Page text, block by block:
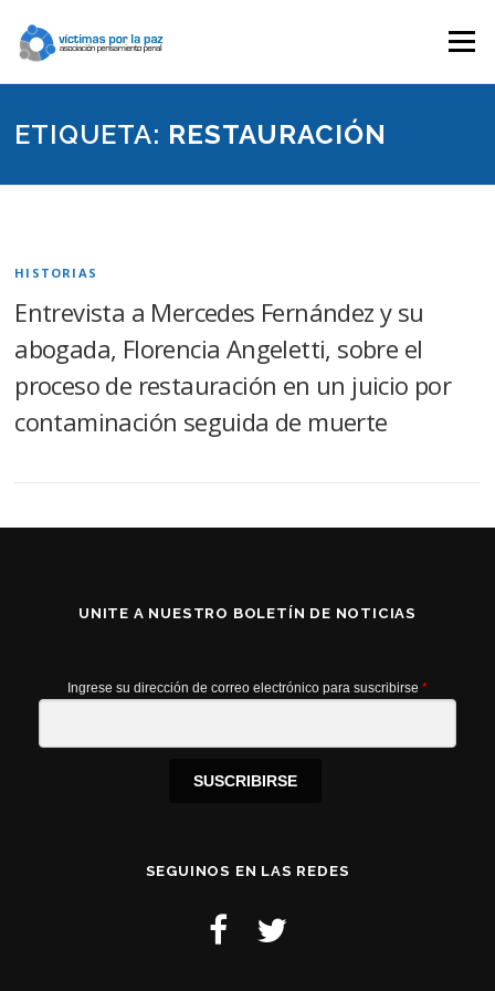
contenido
Menú
ETIQUETA: RESTAURACIÓN
HISTORIAS
Entrevista a Mercedes Fernández y su
abogada, Florencia Angeletti, sobre el
proceso de restauración en un juicio por
contaminación seguida de muerte
UNITE A NUESTRO BOLETÍN DE NOTICIAS
Ingrese su dirección de correo electrónico para suscribirse *
SUSCRIBIRSE
SEGUINOS EN LAS REDES